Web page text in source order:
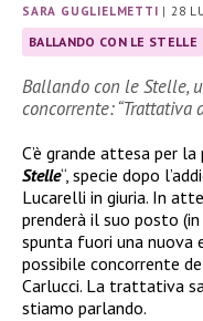
SARA GUGLIELMETTI |28
BALLANDO CON LE STELLE
Ballando con le Stelle,
concorrente: “Trattativa
C’è grande attesa per
Stelle“, specie dopo
Lucarelli in giuria. In
prenderà il suo posto
spunta fuori una nuova
possibile concorrente
Carlucci. La trattativa
stiamo parlando.